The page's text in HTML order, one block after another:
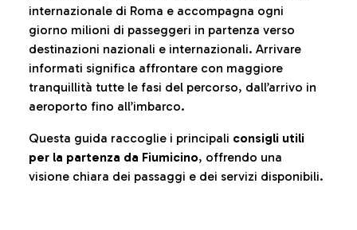
internazionale di Roma e accompagna ogni
giorno milioni di passeggeri in partenza verso
destinazioni nazionali e internazionali. Arrivare
informati significa affrontare con maggiore
tranquillità tutte le fasi del percorso, dall’arrivo in
aeroporto fino all’imbarco.
Questa guida raccoglie i principali consigli utili
per la partenza da Fiumicino, offrendo una
visione chiara dei passaggi e dei servizi disponibili.